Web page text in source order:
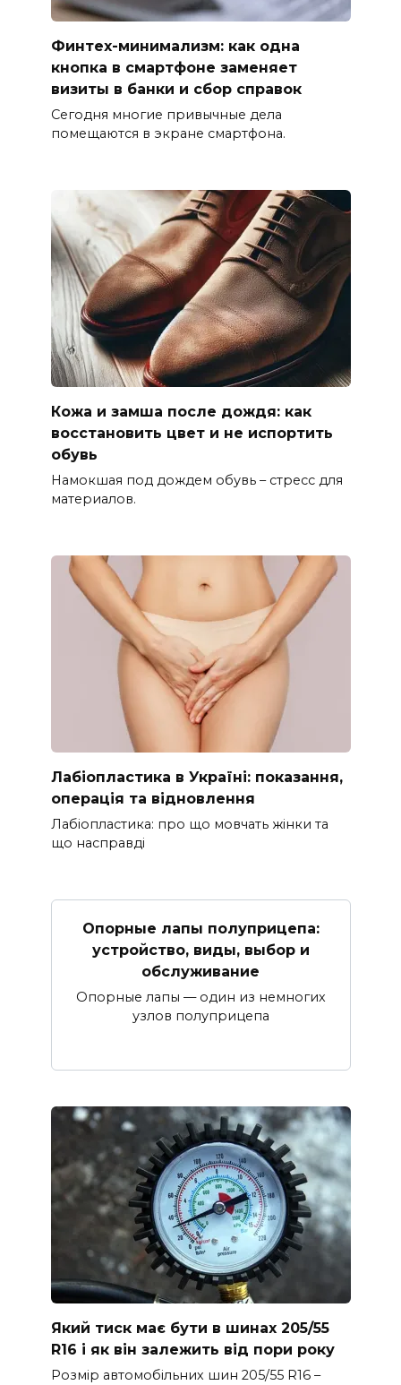
Финтех-минимализм: как одна
кнопка в смартфоне заменяет
визиты в банки и сбор справок
Сегодня многие привычные дела
помещаются в экране смартфона.
Кожа и замша после дождя: как
восстановить цвет и не испортить
обувь
Намокшая под дождем обувь – стресс для
материалов.
Лабіопластика в Україні: показання,
операція та відновлення
Лабіопластика: про що мовчать жінки та
що насправді
Опорные лапы полуприцепа:
устройство, виды, выбор и
обслуживание
Опорные лапы — один из немногих
узлов полуприцепа
Який тиск має бути в шинах 205/55
R16 і як він залежить від пори року
Розмір автомобільних шин 205/55 R16 –